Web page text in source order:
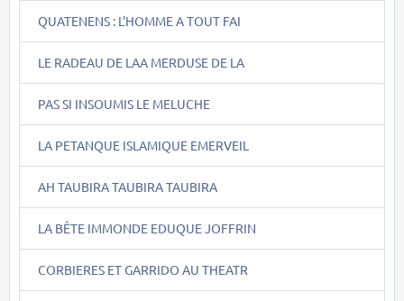
QUATENENS : L'HOMME A TOUT FAI
LE RADEAU DE LAA MERDUSE DE LA
PAS SI INSOUMIS LE MELUCHE
LA PETANQUE ISLAMIQUE EMERVEIL
AH TAUBIRA TAUBIRA TAUBIRA
LA BÊTE IMMONDE EDUQUE JOFFRIN
CORBIERES ET GARRIDO AU THEATR